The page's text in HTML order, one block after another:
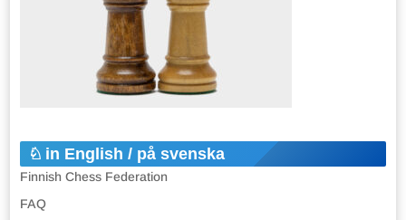
in English / på svenska
Finnish Chess Federation
FAQ